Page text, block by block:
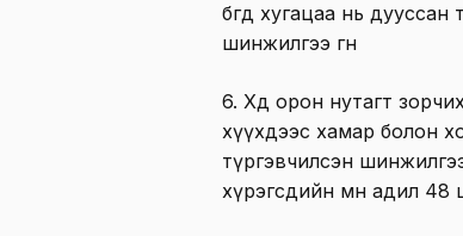
бөгөөд хугацаа нь
шинжилгээ өгнө
6. Хөдөө орон нутагт
хүүхдээс хамар болон
түргэвчилсэн
хүрэгсдийн мөн адил 48